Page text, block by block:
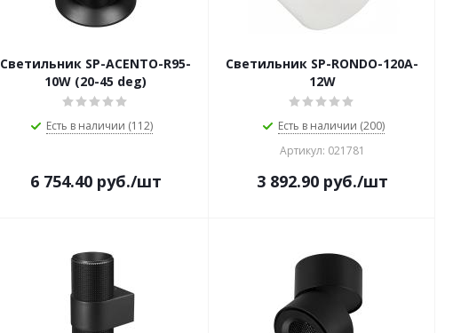
Светильник SP-ACENTO-R95-
10W (20-45 deg)
Есть в наличии (112)
6 754.40руб./шт
Светильник SP-RONDO-120A-
12W
Есть в наличии (200)
Артикул: 021781
3 892.90руб./шт